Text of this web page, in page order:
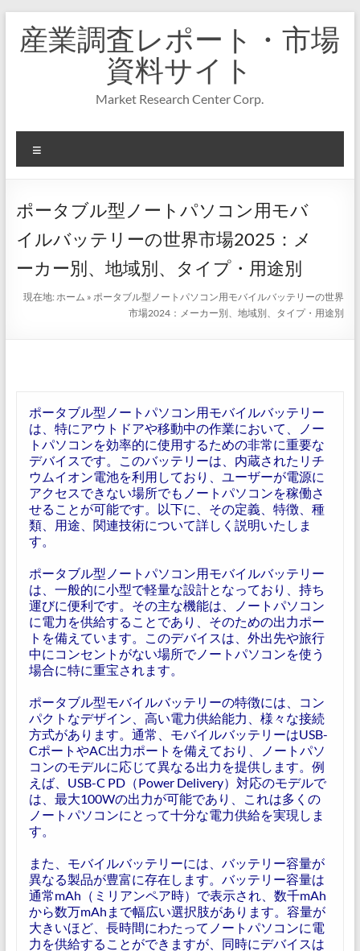
キ
プ
産業調査レポート・市場
資料サイト
Market Research Center Corp.
ニ
ー
ポータブル型ノートパソコン用モバ
イルバッテリーの世界市場2025：メ
ーカー別、地域別、タイプ・用途別
現在地:ホーム »ポータブル型ノートパソコン用モバイルバッテリーの世界
市場2024：メーカー別、地域別、タイプ・用途別
ポータブル型ノートパソコン用モバイルバッテリー
は、特にアウトドアや移動中の作業において、ノー
トパソコンを効率的に使用するための非常に重要な
デバイスです。このバッテリーは、内蔵されたリチ
ウムイオン電池を利用しており、ユーザーが電源に
アクセスできない場所でもノートパソコンを稼働さ
せることが可能です。以下に、その定義、特徴、種
類、用途、関連技術について詳しく説明いたしま
す。
ポータブル型ノートパソコン用モバイルバッテリー
は、一般的に小型で軽量な設計となっており、持ち
運びに便利です。その主な機能は、ノートパソコン
に電力を供給することであり、そのための出力ポー
トを備えています。このデバイスは、外出先や旅行
中にコンセントがない場所でノートパソコンを使う
場合に特に重宝されます。
ポータブル型モバイルバッテリーの特徴には、コン
パクトなデザイン、高い電力供給能力、様々な接続
方式があります。通常、モバイルバッテリーはUSB-
CポートやAC出力ポートを備えており、ノートパソ
コンのモデルに応じて異なる出力を提供します。例
えば、USB-C PD（Power Delivery）対応のモデルで
は、最大100Wの出力が可能であり、これは多くの
ノートパソコンにとって十分な電力供給を実現しま
す。
また、モバイルバッテリーには、バッテリー容量が
異なる製品が豊富に存在します。バッテリー容量は
通常mAh（ミリアンペア時）で表示され、数千mAh
から数万mAhまで幅広い選択肢があります。容量が
大きいほど、長時間にわたってノートパソコンに電
力を供給することができますが、同時にデバイスは